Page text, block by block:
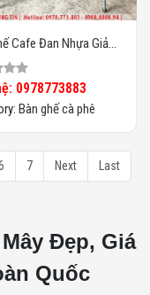
Cafe Đan Nhựa Giả
051
0978773883
Bàn ghế cà phê
7 Next Last
Đẹp, Giá
Quốc